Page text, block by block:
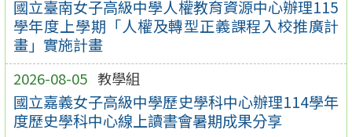
國立臺南女子高級中學人權教育資源中心辦理115
學年度上學期「人權及轉型正義課程入校推廣計
畫」實施計畫
2026-08-05 教學組
國立嘉義女子高級中學歷史學科中心辦理114學年
度歷史學科中心線上讀書會暑期成果分享